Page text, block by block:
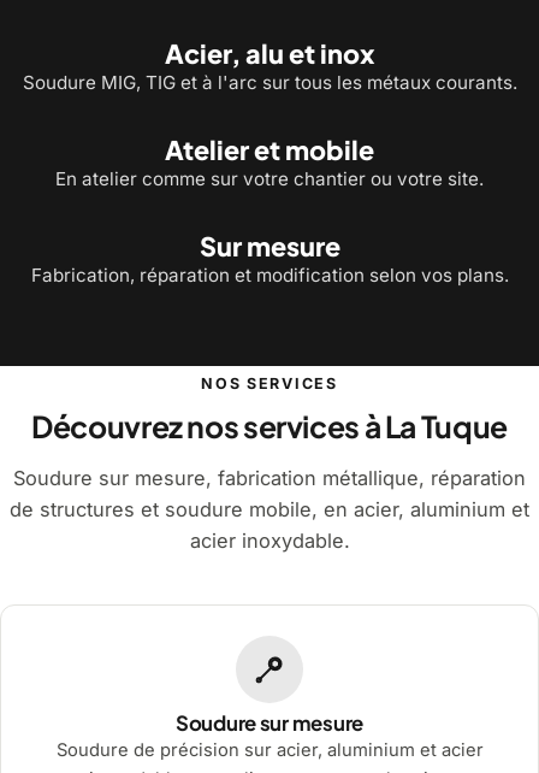
Acier, alu et inox
Soudure MIG, TIG et à l'arc sur tous les métaux courants.
Atelier et mobile
En atelier comme sur votre chantier ou votre site.
Sur mesure
Fabrication, réparation et modification selon vos plans.
NOS SERVICES
Découvrez nos services à La Tuque
Soudure sur mesure, fabrication métallique, réparation
de structures et soudure mobile, en acier, aluminium et
acier inoxydable.
Soudure sur mesure
Soudure de précision sur acier, aluminium et acier